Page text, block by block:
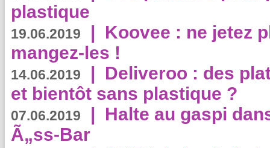
plastique
19.06.2019 | Koovee : ne jetez
mangez-les !
14.06.2019 | Deliveroo : des
et bientôt sans plastique ?
07.06.2019 | Halte au gaspi
Ã„ss-Bar